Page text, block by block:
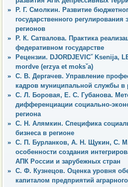
Р. Г. Смолкин. Развитие
государственного регулирования
регионов
Р. К. Сатвалова. Практика
федеративном государстве
Рецензии. DJORDJEVICˇ Ksenija,
mordve (erzya et moksˇa)
С. В. Дергачев. Управление
кадров муниципальной службы в
С. Л. Боровая, Е. С. Губанова.
дифференциации социально-
региона
С. Н. Алямкин. Специфика
бизнеса в регионе
С. П. Бурланков, А. Н. Щукин, С.
особенности создания
АПК России и зарубежных стран
С. Ф. Кузнецов. Оценка уровня
капиталом предприятий